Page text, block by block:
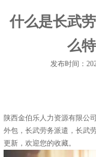
什么是长武
么
发布时间：
陕西金伯乐人力资源有限公
外包 ，长武劳务派遣，长武
更新，欢迎您的收藏。